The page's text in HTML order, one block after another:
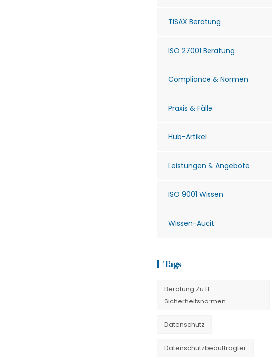
TISAX Beratung
ISO 27001 Beratung
Compliance & Normen
Praxis & Fälle
Hub-Artikel
Leistungen & Angebote
ISO 9001 Wissen
Wissen-Audit
Tags
Beratung Zu IT-
Sicherheitsnormen
Datenschutz
Datenschutzbeauftragter